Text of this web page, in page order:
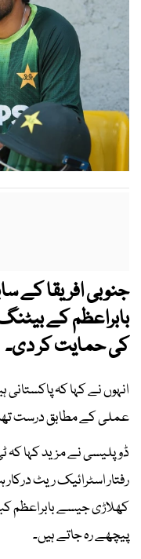
جنوبی افریقا کے
بابراعظم کے
کی حمایت کر دی۔
انہوں نے کہا کہ
عملی کے مطابق درست
رفتار اسٹرائیک ریٹ
کھلاڑی جیسے بابراعظم
پیچھے رہ جاتے ہیں۔